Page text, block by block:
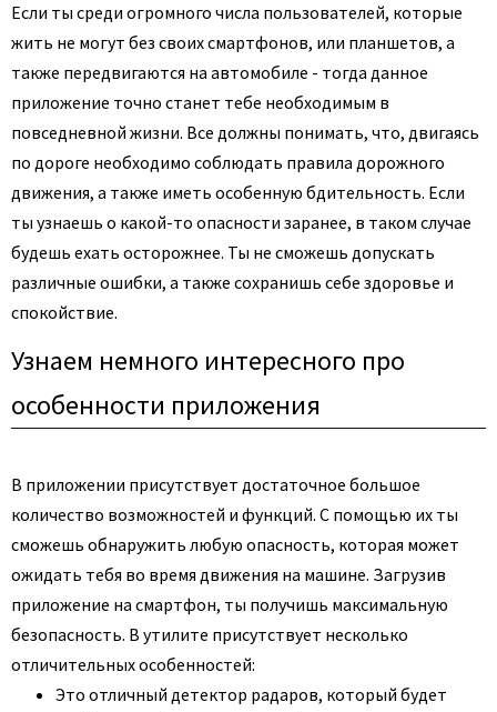
Если ты среди огромного числа пользователей, которые
жить не могут без своих смартфонов, или планшетов, а
также передвигаются на автомобиле - тогда данное
приложение точно станет тебе необходимым в
повседневной жизни. Все должны понимать, что, двигаясь
по дороге необходимо соблюдать правила дорожного
движения, а также иметь особенную бдительность. Если
ты узнаешь о какой-то опасности заранее, в таком случае
будешь ехать осторожнее. Ты не сможешь допускать
различные ошибки, а также сохранишь себе здоровье и
спокойствие.
Узнаем немного интересного про
особенности приложения
В приложении присутствует достаточное большое
количество возможностей и функций. С помощью их ты
сможешь обнаружить любую опасность, которая может
ожидать тебя во время движения на машине. Загрузив
приложение на смартфон, ты получишь максимальную
безопасность. В утилите присутствует несколько
отличительных особенностей:
Это отличный детектор радаров, который будет